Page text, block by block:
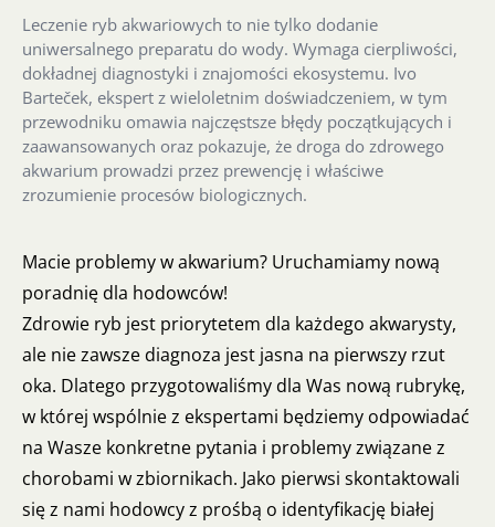
Leczenie ryb akwariowych to nie tylko dodanie
uniwersalnego preparatu do wody. Wymaga cierpliwości,
dokładnej diagnostyki i znajomości ekosystemu. Ivo
Barteček, ekspert z wieloletnim doświadczeniem, w tym
przewodniku omawia najczęstsze błędy początkujących i
zaawansowanych oraz pokazuje, że droga do zdrowego
akwarium prowadzi przez prewencję i właściwe
zrozumienie procesów biologicznych.
Macie problemy w akwarium? Uruchamiamy nową
poradnię dla hodowców!
Zdrowie ryb jest priorytetem dla każdego akwarysty,
ale nie zawsze diagnoza jest jasna na pierwszy rzut
oka. Dlatego przygotowaliśmy dla Was nową rubrykę,
w której wspólnie z ekspertami będziemy odpowiadać
na Wasze konkretne pytania i problemy związane z
chorobami w zbiornikach. Jako pierwsi skontaktowali
się z nami hodowcy z prośbą o identyfikację białej